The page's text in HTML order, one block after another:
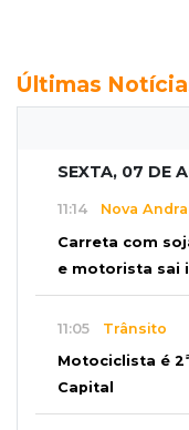
Últimas
SEXTA, 07 DE
11:14 Nova
Carreta com
e motorista sai
11:05 Trânsito
Motociclista é
Capital